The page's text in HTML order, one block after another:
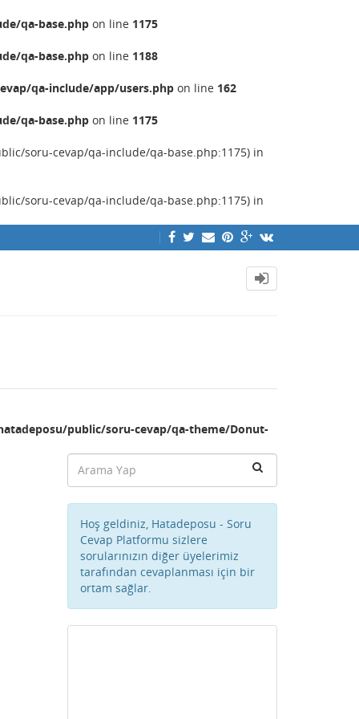
qa-base.php on line 1175
qa-base.php on line 1188
qa-include/app/users.php on line 162
qa-base.php on line 1175
soru-cevap/qa-include/qa-base.php:1175) in
soru-cevap/qa-include/qa-base.php:1175) in
public/soru-cevap/qa-theme/Donut-
Hoş geldiniz, Hatadeposu - Soru
Cevap Platformu sizlere
sorularınızın diğer üyelerimiz
tarafından cevaplanması için bir
ortam sağlar.